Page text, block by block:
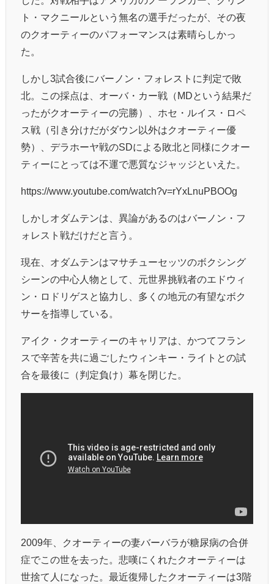
ト・マクニールという無名の選手だったが、その夜
のクオーティーのパフォーマンスは素晴らしかっ
た。
しかし3試合後にバーノン・フォレストに判定で敗
北。この採点は、オーバ・カー戦（MDという結果だ
ったがクオーティーの完勝）、ホセ・ルイス・ロペ
ス戦（引き分けだがダウン以外はクオーティー優
勢）、デラホーヤ戦のSDによる敗北と同様にクオー
ティーにとっては不運で悪質なジャッジといえた。
https://www.youtube.com/watch?v=rYxLnuPBOOg
しかしオダムテンは、異論があるのはバーノン・フ
ォレスト戦だけだと言う。
現在、オダムテンはマサチューセッツのボクシング
シーンの中心人物として、元世界挑戦者のエドウィ
ン・ロドリゲスと協力し、多くの地元の有望なボク
サーを指導している。
アイク・クオーティーのキャリアは、かつてフラン
スで辛苦を共に過ごしたウィンキー・ライトとの試
合を最後に（判定負け）幕を閉じた。
2009年、クオーティーの妻バーバラが糖尿病の合併
症でこの世を去った。悲嘆にくれたクオーティーは
世捨て人になった。最近復帰したクオーティーは3階